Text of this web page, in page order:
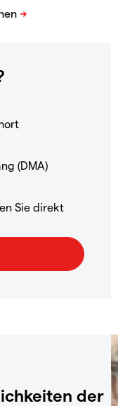
(DMA)
Sie direkt
der